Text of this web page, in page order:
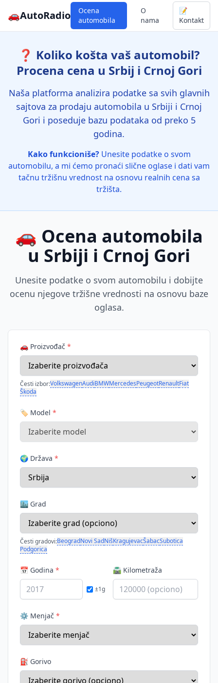
🚗AutoRadio
Ocena
automobila
O
nama
📝
Kontakt
❓ Koliko košta vaš automobil?
Procena cena u Srbij i Crnoj Gori
Naša platforma analizira podatke sa svih glavnih
sajtova za prodaju automobila u Srbiji i Crnoj
Gori i poseduje bazu podataka od preko 5
godina.
Kako funkcioniše?Unesite podatke o svom
automobilu, a mi ćemo pronaći slične oglase i dati vam
tačnu tržišnu vrednost na osnovu realnih cena sa
tržišta.
🚗 Ocena automobila
u Srbiji i Crnoj Gori
Unesite podatke o svom automobilu i dobijte
ocenu njegove tržišne vrednosti na osnovu baze
oglasa.
🚗 Proizvođač *
Česti izbor:VolkswagenAudiBMWMercedesPeugeotRenaultFiat
Škoda
🏷️ Model *
🌍 Država *
🏙️ Grad
Česti gradovi:BeogradNovi SadNišKragujevacŠabacSubotica
Podgorica
📅 Godina *
±1g
🛣️ Kilometraža
⚙️ Menjač *
⛽ Gorivo